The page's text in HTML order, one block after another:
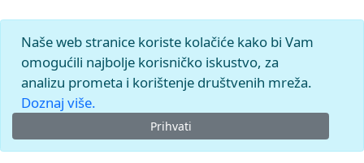
Naše web stranice koriste kolačiće kako bi Vam
omogućili najbolje korisničko iskustvo, za
analizu prometa i korištenje društvenih mreža.
Doznaj više.
Prihvati
© 2026.Leksikografski zavodMiroslav Krleža